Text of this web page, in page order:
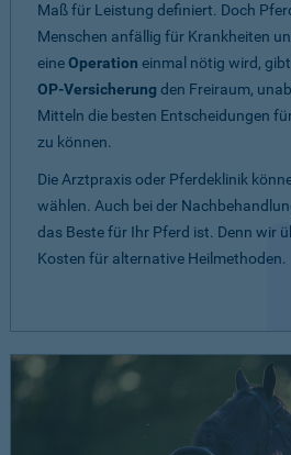
Maß für Leistung definiert. Doch
Menschen anfällig für Krankheiten
eineOperation einmal nötig wird,
OP-Versicherung den Freiraum,
Mitteln die besten Entscheidungen
zu können.
Die Arztpraxis oder Pferdeklinik
wählen. Auch bei der
das Beste für Ihr Pferd ist. Denn wir
Kosten für alternative Heilmethoden.